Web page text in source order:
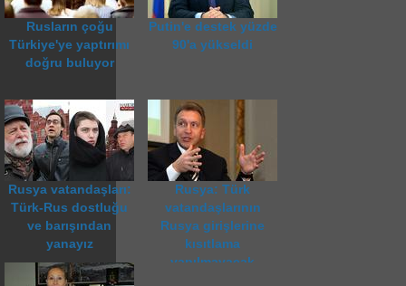
Rusların çoğu
Türkiye'ye yaptırımı
doğru buluyor
Putin'e destek yüzde
90'a yükseldi
Rusya vatandaşları:
Türk-Rus dostluğu
ve barışından
yanayız
Rusya: Türk
vatandaşlarının
Rusya girişlerine
kısıtlama
yapılmayacak